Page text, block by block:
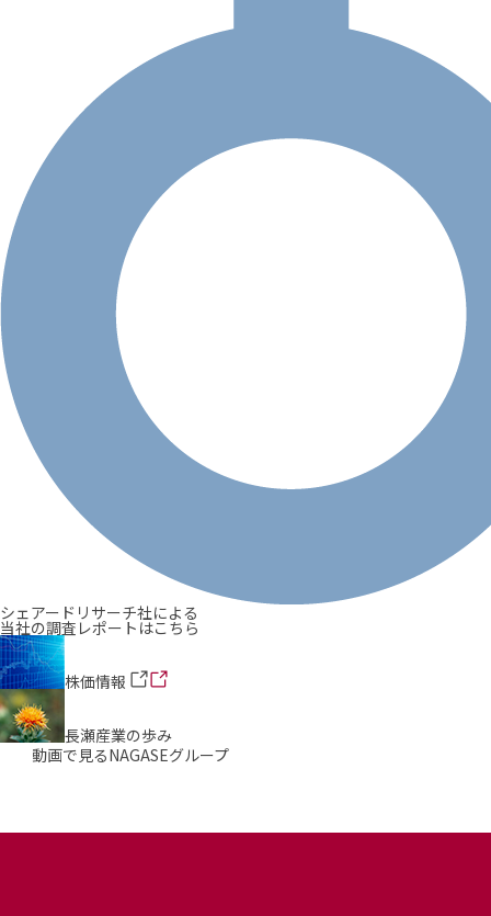
シェアードリサーチ社による
当社の調査レポートはこちら
株価情報
長瀬産業の歩み
動画で見るNAGASEグループ